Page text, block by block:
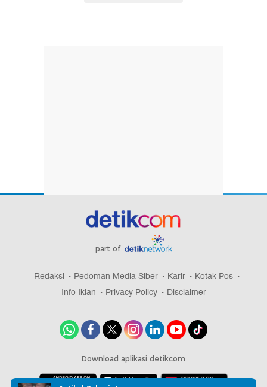
part of
Redaksi Pedoman Media Siber Karir
Kotak Pos
Info Iklan
Privacy Policy Disclaimer
Download aplikasi detikcom